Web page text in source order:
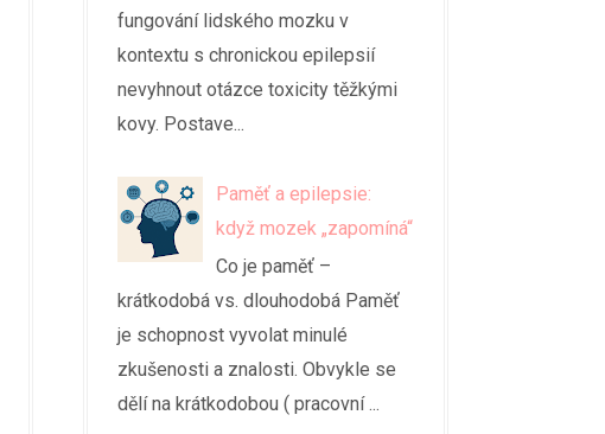
fungování lidského mozku v
kontextu s chronickou epilepsií
nevyhnout otázce toxicity těžkými
kovy. Postave...
Paměť a epilepsie:
když mozek „zapomíná“
Co je paměť –
krátkodobá vs. dlouhodobá Paměť
je schopnost vyvolat minulé
zkušenosti a znalosti. Obvykle se
dělí na krátkodobou ( pracovní ...